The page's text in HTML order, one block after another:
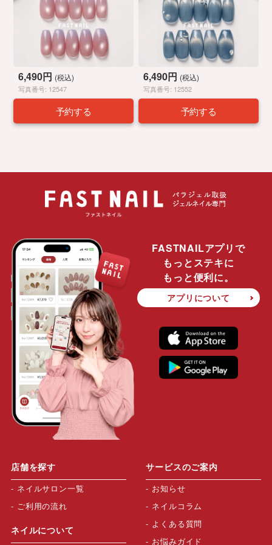
6,490円 (税込)
写真番号: 12547
予約する
6,490円 (税込)
写真番号: 12552
予約する
FASTNAILアプリで
もっとステキに
もっと便利に。
アプリについて
店舗を探す
ネイルサロン一覧
ご利用の流れ
ネイルについて
サービスのご案内
お知らせ
ネイルコラム
よくある質問
お悩みガイド